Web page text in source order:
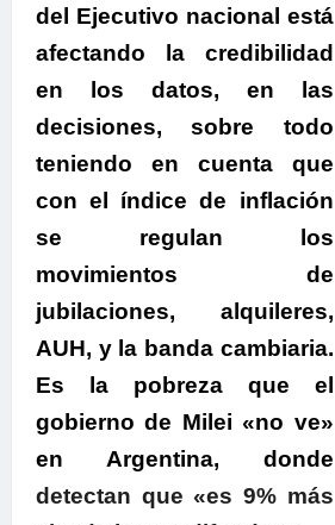
del Ejecutivo nacional está
afectando la credibilidad
en los datos, en las
decisiones, sobre todo
teniendo en cuenta que
con el índice de inflación
se regulan los
movimientos de
jubilaciones, alquileres,
AUH, y la banda cambiaria.
Es l a pobreza que el
gobierno de Milei «no ve»
en Argentina, donde
detectan que «es 9% más